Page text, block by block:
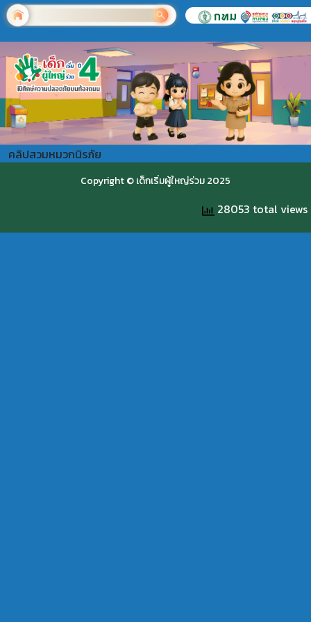
คลิปสวมหมวกนิรภัย
Copyright © เด็กเริ่มผู้ใหญ่ร่วม 2025
28053 total views